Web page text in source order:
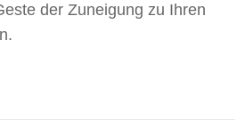
der Zuneigung zu Ihren